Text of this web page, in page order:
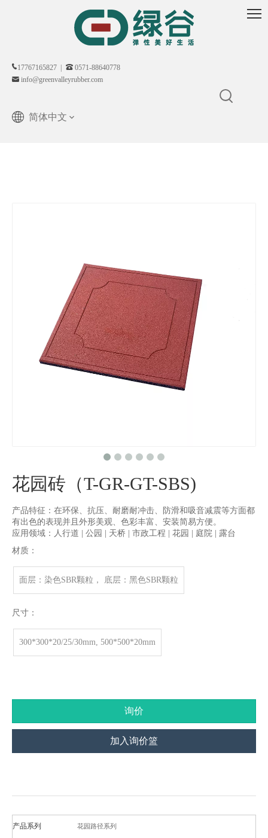
17767165827 |
0571-88640778
info@greenvalleyrubber.com
简体中文
花园砖（T-GR-GT-SBS)
产品特征： 在环保、抗压、耐磨耐冲击、防滑和吸音减震等方面都
有出色的表现并且外形美观、色彩丰富、安装简易方便。
应用领域：人行道 | 公园 | 天桥 | 市政工程 | 花园 | 庭院 | 露台
材质：
面层：染色SBR颗粒， 底层：黑色SBR颗粒
尺寸：
300*300*20/25/30mm, 500*500*20mm
询价
加入询价篮
产品系列 花园路径系列